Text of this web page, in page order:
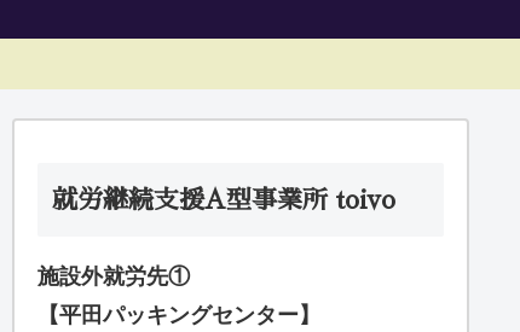
就労継続支援A型事業所 toivo
施設外就労先①
【平田パッキングセンター】